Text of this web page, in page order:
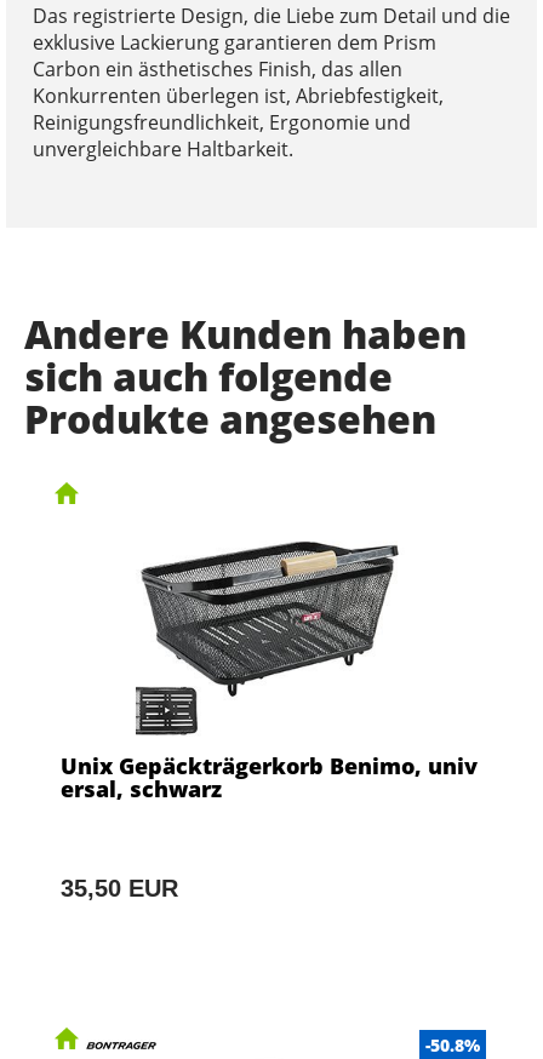
Das registrierte Design, die Liebe zum Detail und die
exklusive Lackierung garantieren dem Prism
Carbon ein ästhetisches Finish, das allen
Konkurrenten überlegen ist, Abriebfestigkeit,
Reinigungsfreundlichkeit, Ergonomie und
unvergleichbare Haltbarkeit.
Andere Kunden haben
sich auch folgende
Produkte angesehen
Unix Gepäckträgerkorb Benimo, univ
ersal, schwarz
35,50 EUR
-50.8%